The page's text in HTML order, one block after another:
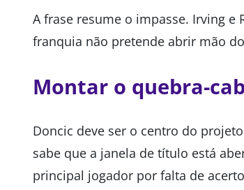
A frase resume o impasse. Irving e
franquia não pretende abrir mão
Montar o quebra-
Doncic deve ser o centro do
sabe que a janela de título está
principal jogador por falta de